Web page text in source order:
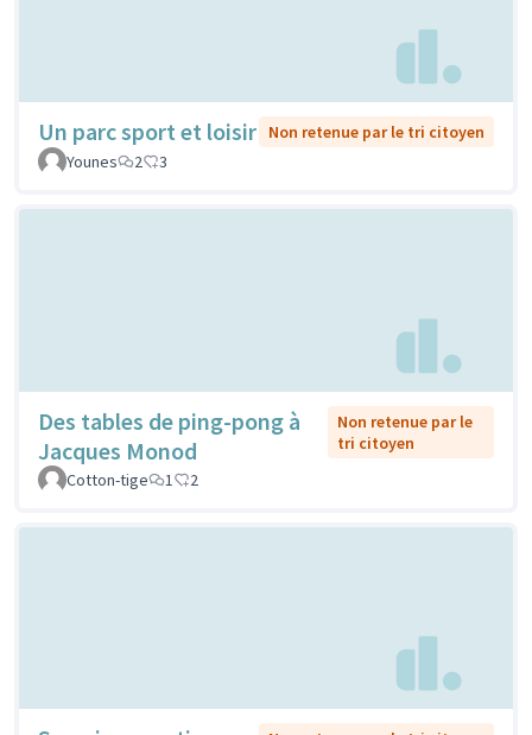
Un parc sport et loisir
Non retenue par le tri citoyen
Younes
2 3
Des tables de ping-pong à
Jacques Monod
Non retenue par le
tri citoyen
Cotton-tige
1 2